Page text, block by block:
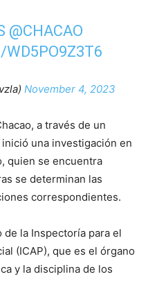
@CHACAO
WD5PO9Z3T6
November 4, 2023
a través de un
una investigación en
quien se encuentra
se determinan las
correspondientes.
de la Inspectoría para el
(ICAP), que es el órgano
y la disciplina de los